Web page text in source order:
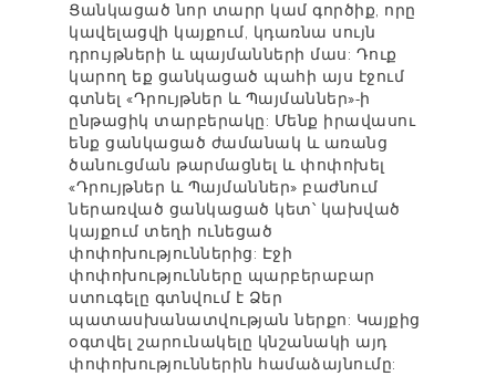
Ցանկացած նոր տարր կամ գործիք, որը
կավելացվի կայքում, կդառնա սույն
դրույթների և պայմանների մաս: Դուք
կարող եք ցանկացած պահի այս էջում
գտնել «Դրույթներ և Պայմաններ»-ի
ընթացիկ տարբերակը: Մենք իրավասու
ենք ցանկացած ժամանակ և առանց
ծանուցման թարմացնել և փոփոխել
«Դրույթներ և Պայմաններ» բաժնում
ներառված ցանկացած կետ՝ կախված
կայքում տեղի ունեցած
փոփոխություններից: Էջի
փոփոխությունները պարբերաբար
ստուգելը գտնվում է Ձեր
պատասխանատվության ներքո: Կայքից
օգտվել շարունակելը կնշանակի այդ
փոփոխություններին համաձայնումը: